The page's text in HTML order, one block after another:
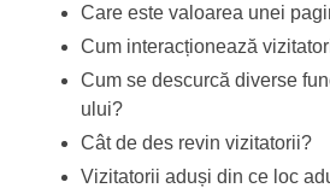
Care este valoarea unei
Cum interacționează
Cum se descurcă diverse
ului?
Cât de des revin vizitatorii?
Vizitatorii aduși din ce loc